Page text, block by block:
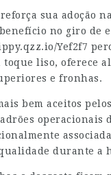
sua adoção
no giro de
Yef2f7
toque liso, oferece
e fronhas.
bem aceitos
operacionais
durante a